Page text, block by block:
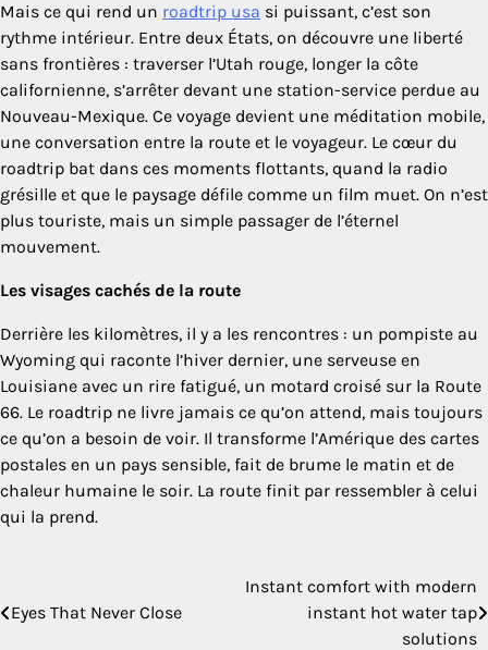
Mais ce qui rend un roadtrip usa si puissant, c’est son
rythme intérieur. Entre deux États, on découvre une liberté
sans frontières : traverser l’Utah rouge, longer la côte
californienne, s’arrêter devant une station-service perdue au
Nouveau-Mexique. Ce voyage devient une méditation mobile,
une conversation entre la route et le voyageur. Le cœur du
roadtrip bat dans ces moments flottants, quand la radio
grésille et que le paysage défile comme un film muet. On n’est
plus touriste, mais un simple passager de l’éternel
mouvement.
Les visages cachés de la route
Derrière les kilomètres, il y a les rencontres : un pompiste au
Wyoming qui raconte l’hiver dernier, une serveuse en
Louisiane avec un rire fatigué, un motard croisé sur la Route
66. Le roadtrip ne livre jamais ce qu’on attend, mais toujours
ce qu’on a besoin de voir. Il transforme l’Amérique des cartes
postales en un pays sensible, fait de brume le matin et de
chaleur humaine le soir. La route finit par ressembler à celui
qui la prend.
navigation
Eyes That Never Close
Instant comfort with modern
instant hot water tap
solutions